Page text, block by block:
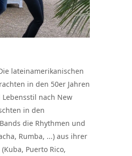
lateinamerikanischen
in den 50er Jahren
nach New
in den
die Rhythmen und
Rumba, ...) aus ihrer
Puerto Rico,